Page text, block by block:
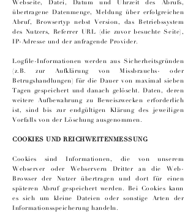
Webseite, Datei, Datum und Uhrzeit des Abrufs,
übertragene Datenmenge, Meldung über erfolgreichen
Abruf, Browsertyp nebst Version, das Betriebssystem
des Nutzers, Referrer URL (die zuvor besuchte Seite),
IP-Adresse und der anfragende Provider.
Logfile-Informationen werden aus Sicherheitsgründen
(z.B. zur Aufklärung von Missbrauchs- oder
Betrugshandlungen) für die Dauer von maximal sieben
Tagen gespeichert und danach gelöscht. Daten, deren
weitere Aufbewahrung zu Beweiszwecken erforderlich
ist, sind bis zur endgültigen Klärung des jeweiligen
Vorfalls von der Löschung ausgenommen.
COOKIES UND REICHWEITENMESSUNG
Cookies sind Informationen, die von unserem
Webserver oder Webservern Dritter an die Web-
Browser der Nutzer übertragen und dort für einen
späteren Abruf gespeichert werden. Bei Cookies kann
es sich um kleine Dateien oder sonstige Arten der
Informationsspeicherung handeln.